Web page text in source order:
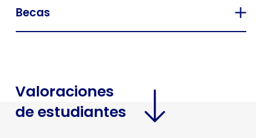
Becas
Valoraciones
de estudiantes